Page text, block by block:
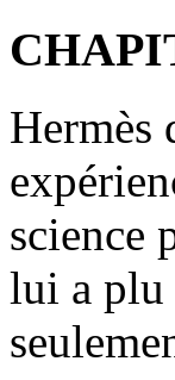
Hermès
science
lui a plu